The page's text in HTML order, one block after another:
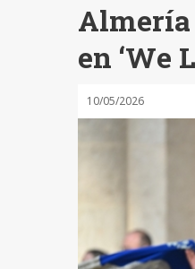
en ‘We
10/05/2026